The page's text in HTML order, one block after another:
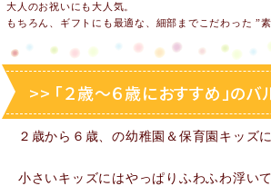
大人のお祝いにも大人気。
もちろん、ギフトにも最適な、細部までこだわった ”
>> 「２歳〜６歳におすすめ」の
２歳から６歳、の幼稚園＆保育園キッズ
小さいキッズにはやっぱりふわふわ浮い